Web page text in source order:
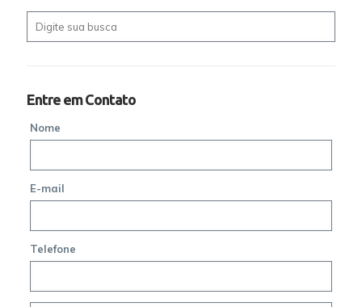
Entre em Contato
Nome
E-mail
Telefone